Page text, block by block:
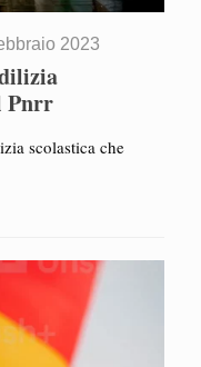
2023
Pnrr
scolastica che